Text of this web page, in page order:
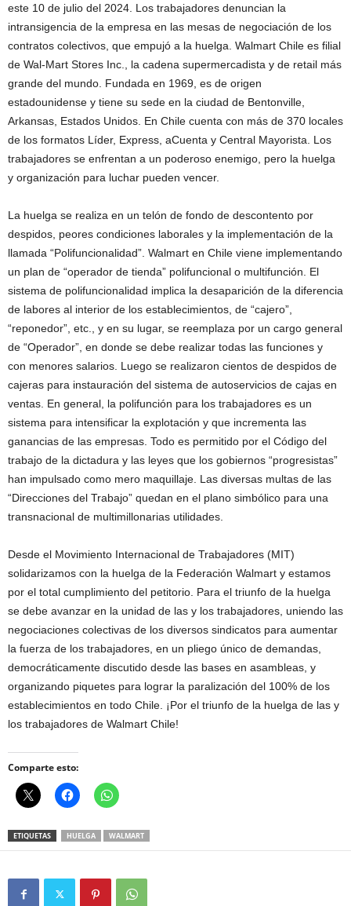
este 10 de julio del 2024. Los trabajadores denuncian la
intransigencia de la empresa en las mesas de negociación de los
contratos colectivos, que empujó a la huelga. Walmart Chile es filial
de Wal-Mart Stores Inc., la cadena supermercadista y de retail más
grande del mundo. Fundada en 1969, es de origen
estadounidense y tiene su sede en la ciudad de Bentonville,
Arkansas, Estados Unidos. En Chile cuenta con más de 370 locales
de los formatos Líder, Express, aCuenta y Central Mayorista. Los
trabajadores se enfrentan a un poderoso enemigo, pero la huelga
y organización para luchar pueden vencer.
La huelga se realiza en un telón de fondo de descontento por
despidos, peores condiciones laborales y la implementación de la
llamada “Polifuncionalidad”. Walmart en Chile viene implementando
un plan de “operador de tienda” polifuncional o multifunción. El
sistema de polifuncionalidad implica la desaparición de la diferencia
de labores al interior de los establecimientos, de “cajero”,
“reponedor”, etc., y en su lugar, se reemplaza por un cargo general
de “Operador”, en donde se debe realizar todas las funciones y
con menores salarios. Luego se realizaron cientos de despidos de
cajeras para instauración del sistema de autoservicios de cajas en
ventas. En general, la polifunción para los trabajadores es un
sistema para intensificar la explotación y que incrementa las
ganancias de las empresas. Todo es permitido por el Código del
trabajo de la dictadura y las leyes que los gobiernos “progresistas”
han impulsado como mero maquillaje. Las diversas multas de las
“Direcciones del Trabajo” quedan en el plano simbólico para una
transnacional de multimillonarias utilidades.
Desde el Movimiento Internacional de Trabajadores (MIT)
solidarizamos con la huelga de la Federación Walmart y estamos
por el total cumplimiento del petitorio. Para el triunfo de la huelga
se debe avanzar en la unidad de las y los trabajadores, uniendo las
negociaciones colectivas de los diversos sindicatos para aumentar
la fuerza de los trabajadores, en un pliego único de demandas,
democráticamente discutido desde las bases en asambleas, y
organizando piquetes para lograr la paralización del 100% de los
establecimientos en todo Chile. ¡Por el triunfo de la huelga de las y
los trabajadores de Walmart Chile!
Comparte esto:
ETIQUETAS HUELGA WALMART